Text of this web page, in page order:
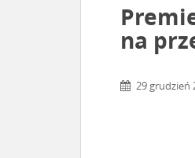
na
29 grudzień